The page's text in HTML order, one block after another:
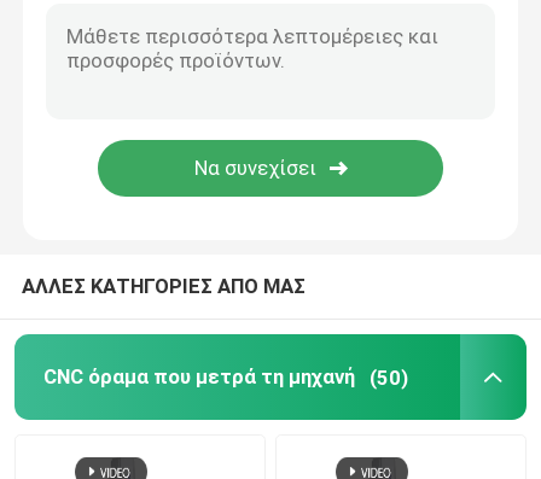
Σύστημα μέτρησης διάστασης εικόνας
Προβολέας οπτικού προφίλ
Χειρωνακτική ισότιμη μετρώντας μηχανή
Λειότητα που μετρά τη μηχανή
ΑΛΛΕΣ ΚΑΤΗΓΟΡΙΕΣ ΑΠΟ ΜΑΣ
CNC όραμα που μετρά τη μηχανή (50)